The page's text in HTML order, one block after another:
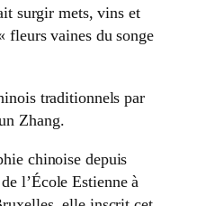
surgir mets, vins et
vaines du songe
traditionnels par
Zhang.
chinoise depuis
l’École Estienne à